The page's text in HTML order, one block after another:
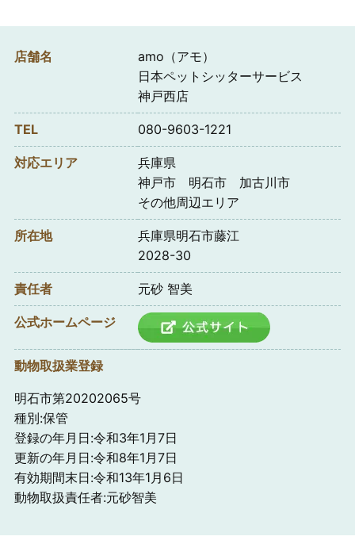
店舗名
amo（アモ）
日本ペットシッターサービス
神戸西店
TEL 080-9603-1221
対応エリア
兵庫県
神戸市 明石市 加古川市
その他周辺エリア
所在地
兵庫県明石市藤江
2028-30
責任者 元砂 智美
公式ホームページ
動物取扱業登録
明石市第20202065号
種別:保管
登録の年月日:令和3年1月7日
更新の年月日:令和8年1月7日
有効期間末日:令和13年1月6日
動物取扱責任者:元砂智美